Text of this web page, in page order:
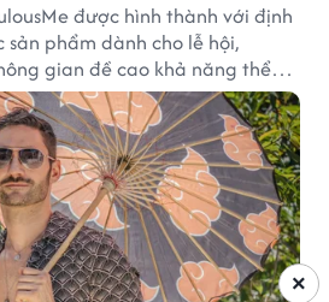
được hình thành với định
phẩm dành cho lễ hội,
gian đề cao khả năng thể
trình xây dựng thương hiệu,
dòng sản phẩm tạo được
giúp FabulousMe từng bước mở
trên thị trường.
×